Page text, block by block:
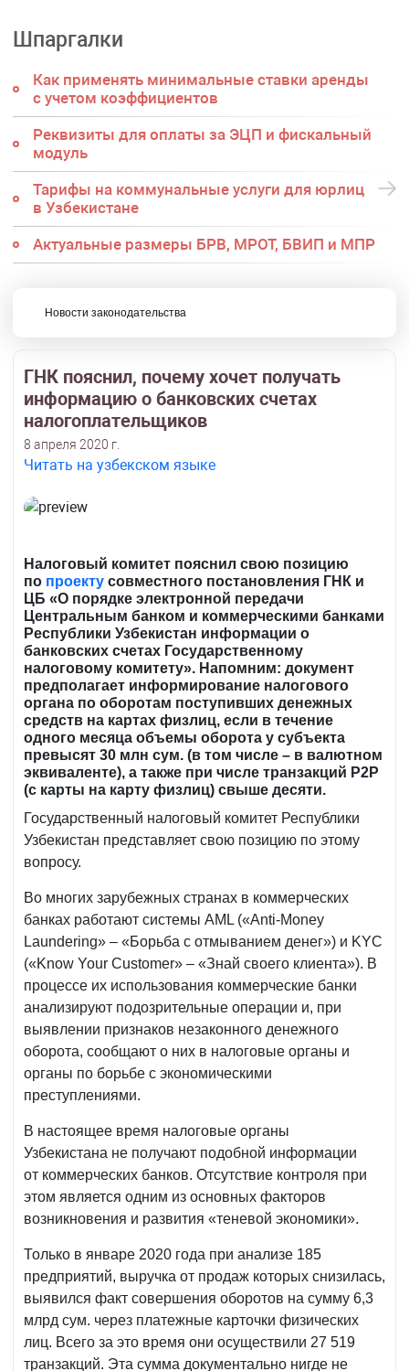
Шпаргалки
Как применять минимальные ставки аренды
с учетом коэффициентов
Реквизиты для оплаты за ЭЦП и фискальный
модуль
Тарифы на коммунальные услуги для юрлиц
в Узбекистане
Актуальные размеры БРВ, МРОТ, БВИП и МПР
Новости законодательства
ГНК пояснил, почему хочет получать
информацию о банковских счетах
налогоплательщиков
8 апреля 2020 г.
Читать на узбекском языке
Налоговый комитет пояснил свою позицию
по проекту совместного постановления ГНК и
ЦБ «О порядке электронной передачи
Центральным банком и коммерческими банками
Республики Узбекистан информации о
банковских счетах Государственному
налоговому комитету». Напомним: документ
предполагает информирование налогового
органа по оборотам поступивших денежных
средств на картах физлиц, если в течение
одного месяца объемы оборота у субъекта
превысят 30 млн сум. (в том числе – в валютном
эквиваленте), а также при числе транзакций P2P
(с карты на карту физлиц) свыше десяти.
Государственный налоговый комитет Республики
Узбекистан представляет свою позицию по этому
вопросу.
Во многих зарубежных странах в коммерческих
банках работают системы AML («Anti-Money
Laundering» – «Борьба с отмыванием денег») и KYC
(«Know Your Customer» – «Знай своего клиента»). В
процессе их использования коммерческие банки
анализируют подозрительные операции и, при
выявлении признаков незаконного денежного
оборота, сообщают о них в налоговые органы и
органы по борьбе с экономическими
преступлениями.
В настоящее время налоговые органы
Узбекистана не получают подобной информации
от коммерческих банков. Отсутствие контроля при
этом является одним из основных факторов
возникновения и развития «теневой экономики».
Только в январе 2020 года при анализе 185
предприятий, выручка от продаж которых снизилась,
выявился факт совершения оборотов на сумму 6,3
млрд cум. через платежные карточки физических
лиц. Всего за это время они осуществили 27 519
транзакций. Эта сумма документально нигде не